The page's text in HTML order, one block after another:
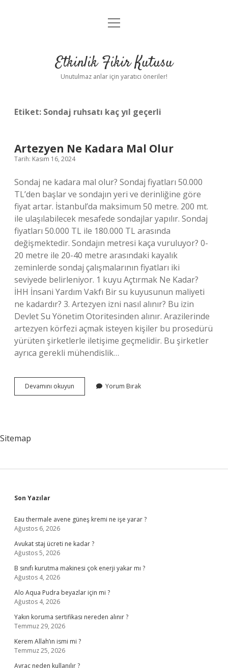
Anasayfa
Yasal Uyarı
menüyü
Etkinlik Fikir Kutusu
Unutulmaz anlar için yaratıcı öneriler!
Etiket: Sondaj ruhsatı kaç yıl geçerli
Artezyen Ne Kadara Mal Olur
Tarih: Kasım 16, 2024
Sondaj ne kadara mal olur? Sondaj fiyatları 50.000
TL’den başlar ve sondajın yeri ve derinliğine göre
fiyat artar. İstanbul’da maksimum 50 metre. 200 mt.
ile ulaşılabilecek mesafede sondajlar yapılır. Sondaj
fiyatları 50.000 TL ile 180.000 TL arasında
değişmektedir. Sondajın metresi kaça vuruluyor? 0-
20 metre ile 20-40 metre arasındaki kayalık
zeminlerde sondaj çalışmalarının fiyatları iki
seviyede belirleniyor. 1 kuyu Açtırmak Ne Kadar?
İHH İnsani Yardım Vakfı Bir su kuyusunun maliyeti
ne kadardır? 3. Artezyen izni nasıl alınır? Bu izin
Devlet Su Yönetim Otoritesinden alınır. Arazilerinde
artezyen körfezi açmak isteyen kişiler bu prosedürü
yürüten şirketlerle iletişime geçmelidir. Bu şirketler
ayrıca gerekli mühendislik…
Devamını okuyun Artezyen
Ne
Yorum Bırak
Sitemap
Sidebar
Son Yazılar
Eau thermale avene güneş kremi ne işe yarar ?
Ağustos 6, 2026
Avukat staj ücreti ne kadar ?
Ağustos 5, 2026
B sınıfı kurutma makinesi çok enerji yakar mı ?
Ağustos 4, 2026
Alo Aqua Pudra beyazlar için mi ?
Ağustos 4, 2026
Yakın koruma sertifikası nereden alınır ?
Temmuz 29, 2026
Kerem Allah’ın ismi mi ?
Temmuz 25, 2026
Ayraç neden kullanılır ?